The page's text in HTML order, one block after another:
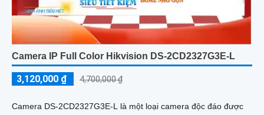
Camera IP Full Color Hikvision DS-2CD2327G3E-L
3,120,000 ₫ 4,700,000 ₫
Camera DS-2CD2327G3E-L là một loại camera độc đáo được